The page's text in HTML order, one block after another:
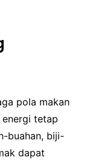
pola makan
tetap
buahan, biji-
dapat